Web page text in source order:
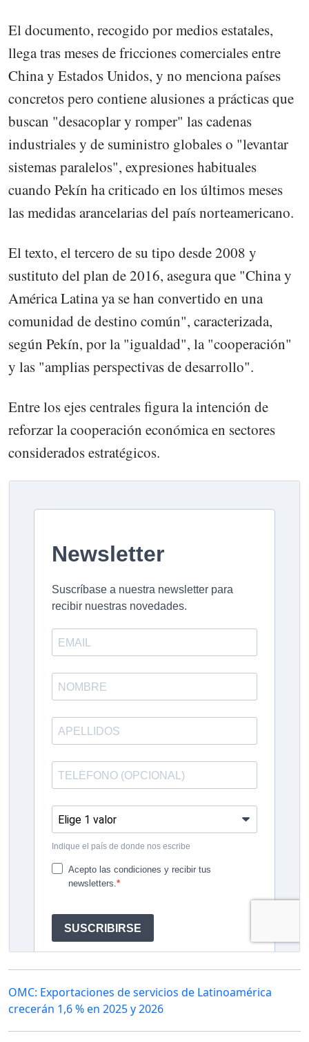
El documento, recogido por medios estatales,
llega tras meses de fricciones comerciales entre
China y Estados Unidos, y no menciona países
concretos pero contiene alusiones a prácticas que
buscan "desacoplar y romper" las cadenas
industriales y de suministro globales o "levantar
sistemas paralelos", expresiones habituales
cuando Pekín ha criticado en los últimos meses
las medidas arancelarias del país norteamericano.
El texto, el tercero de su tipo desde 2008 y
sustituto del plan de 2016, asegura que "China y
América Latina ya se han convertido en una
comunidad de destino común", caracterizada,
según Pekín, por la "igualdad", la "cooperación"
y las "amplias perspectivas de desarrollo".
Entre los ejes centrales figura la intención de
reforzar la cooperación económica en sectores
considerados estratégicos.
OMC: Exportaciones de servicios de Latinoamérica
crecerán 1,6 % en 2025 y 2026